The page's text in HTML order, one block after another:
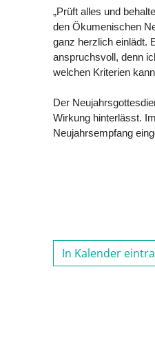
„Prüft alles und
den Ökumenischen
ganz herzlich einlädt.
anspruchsvoll, denn
welchen Kriterien
Der
Wirkung hinterlässt.
Neujahrsempfang
In Kalender